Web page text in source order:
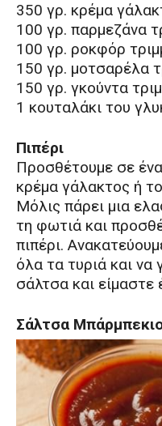
350 γρ. κρέμα
100 γρ. παρμεζάνα
100 γρ. ροκφόρ
150 γρ. μοτσαρέλα
150 γρ. γκούντα
1 κουταλάκι του
Πιπέρι
Προσθέτουμε σε ένα
κρέμα γάλακτος ή
Μόλις πάρει μια
τη φωτιά και
πιπέρι.
όλα τα τυριά και να
σάλτσα και είμαστε
Σάλτσα